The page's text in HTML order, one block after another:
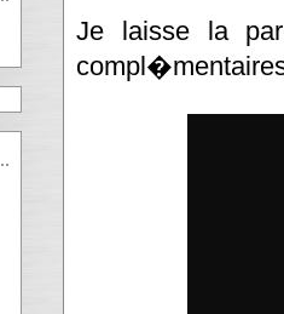
Je laisse la